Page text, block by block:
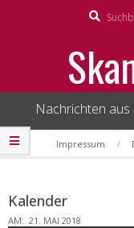
Nachrichten
Secondary
Navigation
Impressum
Kalender
AM: 21. MAI 2018